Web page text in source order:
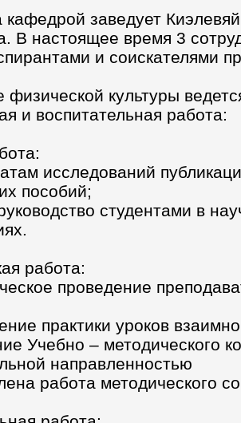
кафедрой заведует
В настоящее время 3
и соискателями
культуры
и воспитательная работа:
исследований
пособий;
студентами в
работа:
проведение
практики уроков
Учебно – методического
направленностью
работа методического